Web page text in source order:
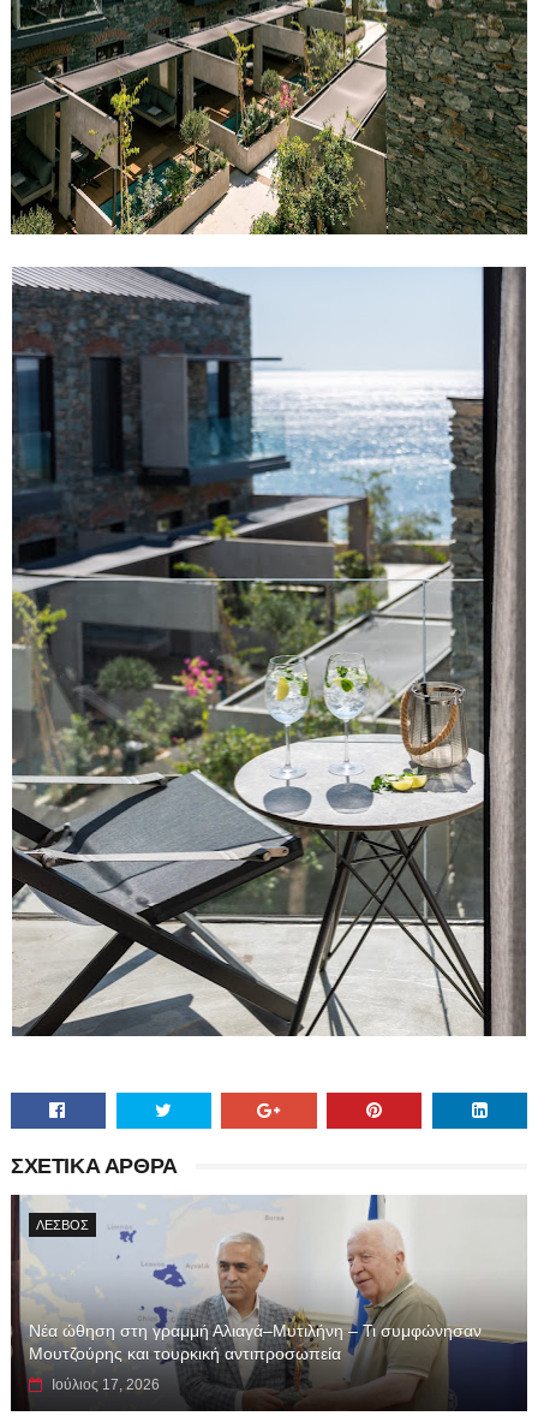
ΣΧΕΤΙΚΑ ΑΡΘΡΑ
ΛΕΣΒΟΣ
Νέα ώθηση στη γραμμή Αλιαγά–Μυτιλήνη – Τι συμφώνησαν
Μουτζούρης και τουρκική αντιπροσωπεία
Ιούλιος 17, 2026